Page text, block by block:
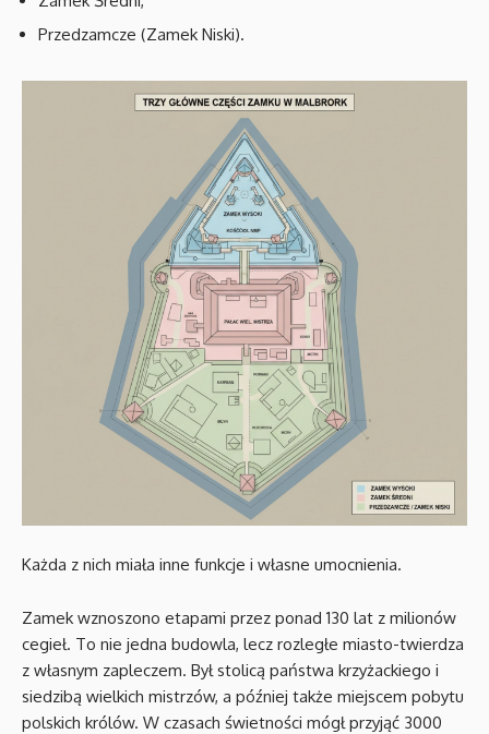
Przedzamcze (Zamek Niski).
Każda z nich miała inne funkcje i własne umocnienia.
Zamek wznoszono etapami przez ponad 130 lat z milionów
cegieł. To nie jedna budowla, lecz rozległe miasto-twierdza
z własnym zapleczem. Był stolicą państwa krzyżackiego i
siedzibą wielkich mistrzów, a później także miejscem pobytu
polskich królów. W czasach świetności mógł przyjąć 3000